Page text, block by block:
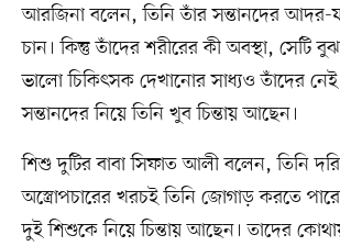
আরজিনা বলেন, তিনি তাঁর সন্তানদের আদর-
চান। কিন্তু তাঁদের শরীরের কী অবস্থা, সেটি
ভালো চিকিৎসক দেখানোর সাধ্যও তাঁদের
সন্তানদের নিয়ে তিনি খুব চিন্তায় আছেন।
শিশু দুটির বাবা সিফাত আলী বলেন, তিনি
অস্ত্রোপচারের খরচই তিনি জোগাড় করতে
দুই শিশুকে নিয়ে চিন্তায় আছেন। তাদের